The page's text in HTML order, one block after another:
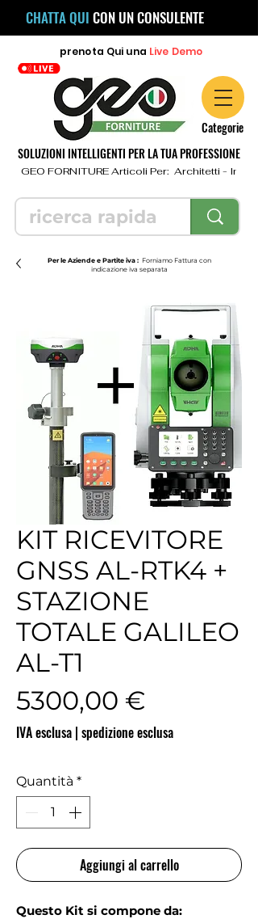
CHATTA QUI CON UN CONSULENTE
prenota Qui una Live Demo
Categorie
SOLUZIONI INTELLIGENTI PER LA TUA PROFESSIONE
GEO FORNITURE Articoli Per:  Architetti -
Per le Aziende e Partite iva : Forniamo Fattura con
indicazione iva separata
KIT RICEVITORE
GNSS AL-RTK4 +
STAZIONE
TOTALE GALILEO
AL-T1
5300,00 €
IVA esclusa | spedizione esclusa
Quantità *
Aggiungi al carrello
Questo Kit si compone da: